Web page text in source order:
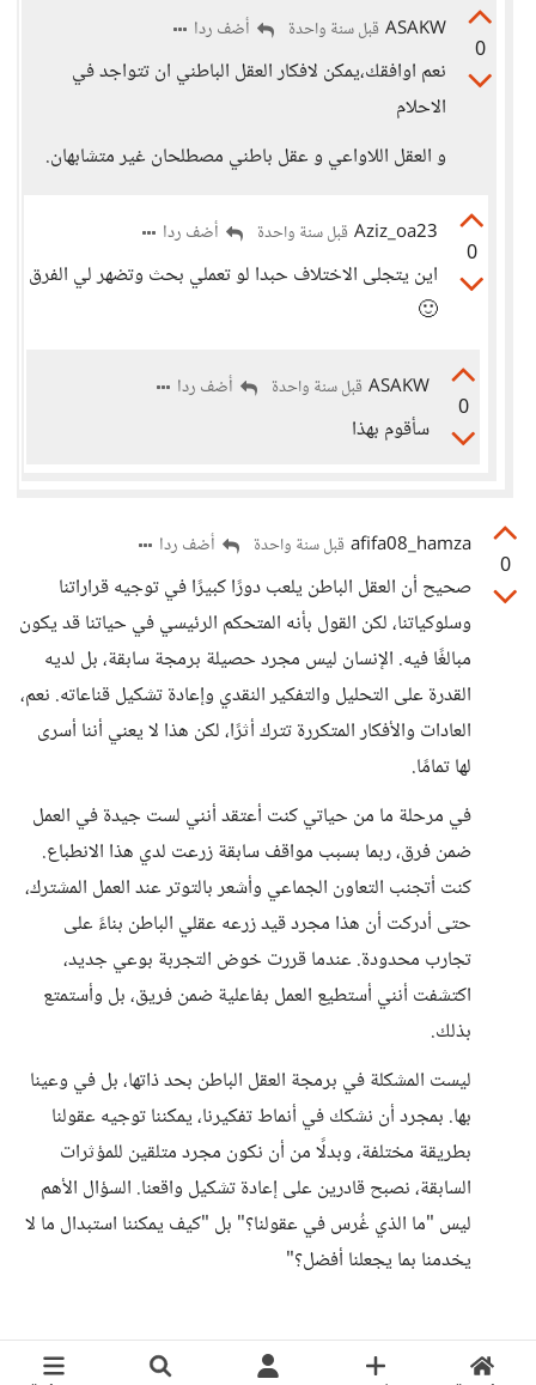
0
ASAKW قبل سنة واحدة أضف ردا
نعم اوافقك،يمكن لافكار العقل الباطني ان تتواجد في
الاحلام
و العقل اللاواعي و عقل باطني مصطلحان غير متشابهان.
0
Aziz_oa23 قبل سنة واحدة أضف ردا
اين يتجلى الاختلاف حبدا لو تعملي بحث وتضهر لي الفرق
🙂
0
ASAKW قبل سنة واحدة أضف ردا
سأقوم بهذا
0
afifa08_hamza قبل سنة واحدة أضف ردا
صحيح أن العقل الباطن يلعب دورًا كبيرًا في توجيه قراراتنا
وسلوكياتنا، لكن القول بأنه المتحكم الرئيسي في حياتنا قد يكون
مبالغًا فيه. الإنسان ليس مجرد حصيلة برمجة سابقة، بل لديه
القدرة على التحليل والتفكير النقدي وإعادة تشكيل قناعاته. نعم،
العادات والأفكار المتكررة تترك أثرًا، لكن هذا لا يعني أننا أسرى
لها تمامًا.
في مرحلة ما من حياتي كنت أعتقد أنني لست جيدة في العمل
ضمن فرق، ربما بسبب مواقف سابقة زرعت لدي هذا الانطباع.
كنت أتجنب التعاون الجماعي وأشعر بالتوتر عند العمل المشترك،
حتى أدركت أن هذا مجرد قيد زرعه عقلي الباطن بناءً على
تجارب محدودة. عندما قررت خوض التجربة بوعي جديد،
اكتشفت أنني أستطيع العمل بفاعلية ضمن فريق، بل وأستمتع
بذلك.
ليست المشكلة في برمجة العقل الباطن بحد ذاتها، بل في وعينا
بها. بمجرد أن نشكك في أنماط تفكيرنا، يمكننا توجيه عقولنا
بطريقة مختلفة، وبدلًا من أن نكون مجرد متلقين للمؤثرات
السابقة، نصبح قادرين على إعادة تشكيل واقعنا. السؤال الأهم
ليس "ما الذي غُرس في عقولنا؟" بل "كيف يمكننا استبدال ما لا
يخدمنا بما يجعلنا أفضل؟"